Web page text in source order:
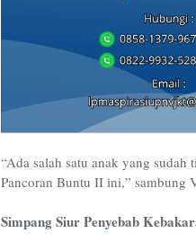
“Ada salah satu anak yang
Pancoran Buntu II ini,” sambung
Simpang Siur Penyebab